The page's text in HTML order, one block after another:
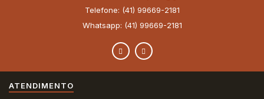
Telefone: (41) 99669-2181
Whatsapp: (41) 99669-2181
ATENDIMENTO